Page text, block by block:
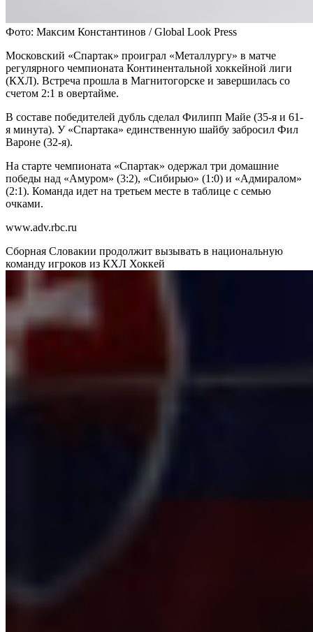
Фото: Максим Константинов / Global Look Press
Московский «Спартак» проиграл «Металлургу» в матче
регулярного чемпионата Континентальной хоккейной лиги
(КХЛ). Встреча прошла в Магнитогорске и завершилась со
счетом 2:1 в овертайме.
В составе победителей дубль сделал Филипп Майе (35-я и 61-
я минута). У «Спартака» единственную шайбу забросил Фил
Вароне (32-я).
На старте чемпионата «Спартак» одержал три домашние
победы над «Амуром» (3:2), «Сибирью» (1:0) и «Адмиралом»
(2:1). Команда идет на третьем месте в таблице с семью
очками.
www.adv.rbc.ru
Сборная Словакии продолжит вызывать в национальную
команду игроков из КХЛ Хоккей